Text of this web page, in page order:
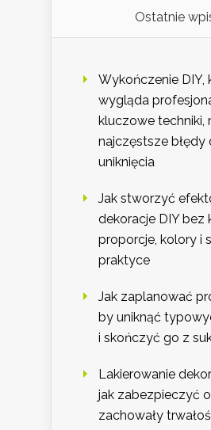
Ostatnie
Wykończenie DIY,
wygląda
kluczowe techniki,
najczęstsze błędy
uniknięcia
Jak stworzyć
dekoracje DIY bez
proporcje, kolory i
praktyce
Jak zaplanować
by uniknąć
i skończyć go z
Lakierowanie
jak zabezpieczyć
zachowały